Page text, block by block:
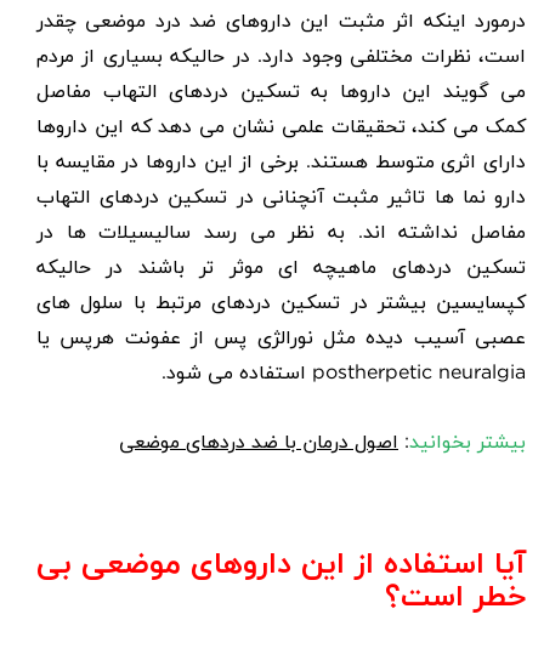
درمورد اینکه اثر مثبت این داروهای ضد درد موضعی چقدر
است، نظرات مختلفی وجود دارد. در حالیکه بسیاری از مردم
می گویند این داروها به تسکین دردهای التهاب مفاصل
کمک می کند، تحقیقات علمی نشان می دهد که این داروها
دارای اثری متوسط هستند. برخی از این داروها در مقایسه با
دارو نما ها تاثیر مثبت آنچنانی در تسکین دردهای التهاب
مفاصل نداشته اند. به نظر می رسد سالیسیلات ها در
تسکین دردهای ماهیچه ای موثر تر باشند در حالیکه
کپسایسین بیشتر در تسکین دردهای مرتبط با سلول های
عصبی آسیب دیده مثل نورالژی پس از عفونت هرپس یا
postherpetic neuralgia استفاده می شود.
بیشتر بخوانید: اصول درمان با ضد دردهای موضعی
آیا استفاده از این داروهای موضعی بی
خطر است؟